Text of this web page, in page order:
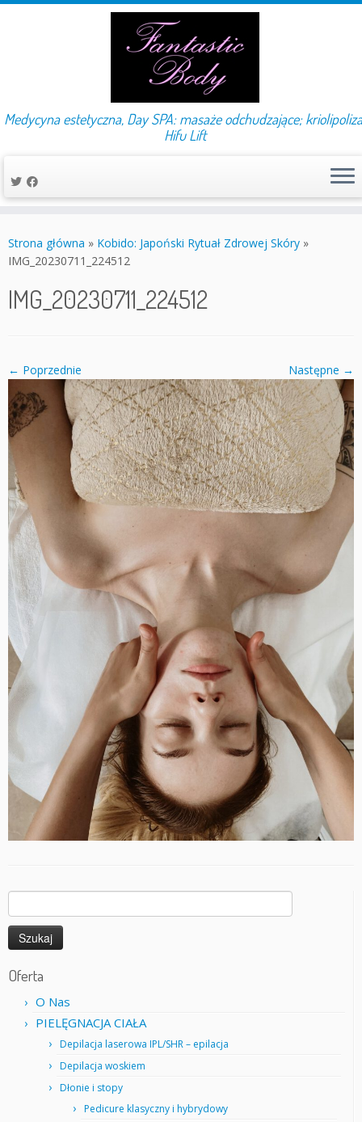
do
treści
Medycyna estetyczna, Day SPA: masaże odchudzające;
Hifu Lift
Strona główna » Kobido: Japoński Rytuał Zdrowej Skóry »
IMG_20230711_224512
IMG_20230711_224512
← Poprzednie Następne →
Oferta
O Nas
PIELĘGNACJA CIAŁA
Depilacja laserowa IPL/SHR – epilacja
Depilacja woskiem
Dłonie i stopy
Pedicure klasyczny i hybrydowy